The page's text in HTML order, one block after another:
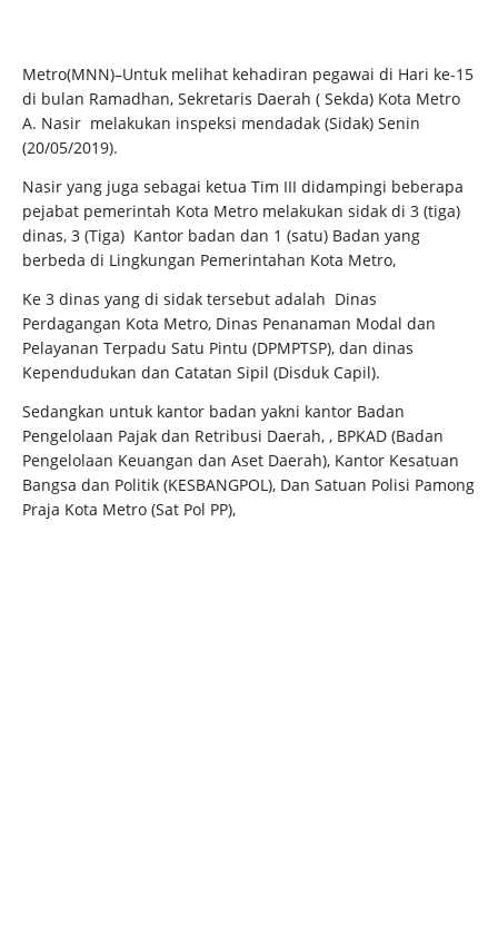
Metro(MNN)–Untuk melihat kehadiran pegawai di Hari ke-15
di bulan Ramadhan, Sekretaris Daerah ( Sekda) Kota Metro
A. Nasir melakukan inspeksi mendadak (Sidak) Senin
(20/05/2019).
Nasir yang juga sebagai ketua Tim III didampingi beberapa
pejabat pemerintah Kota Metro melakukan sidak di 3 (tiga)
dinas, 3 (Tiga) Kantor badan dan 1 (satu) Badan yang
berbeda di Lingkungan Pemerintahan Kota Metro,
Ke 3 dinas yang di sidak tersebut adalah Dinas
Perdagangan Kota Metro, Dinas Penanaman Modal dan
Pelayanan Terpadu Satu Pintu (DPMPTSP), dan dinas
Kependudukan dan Catatan Sipil (Disduk Capil).
Sedangkan untuk kantor badan yakni kantor Badan
Pengelolaan Pajak dan Retribusi Daerah, , BPKAD (Badan
Pengelolaan Keuangan dan Aset Daerah), Kantor Kesatuan
Bangsa dan Politik (KESBANGPOL), Dan Satuan Polisi Pamong
Praja Kota Metro (Sat Pol PP),